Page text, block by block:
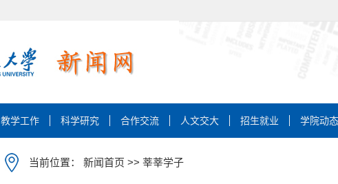
教学工作 科学研究 合作交流 人文交大 招生就业 学院动态
当前位置： 新闻首页 >> 莘莘学子